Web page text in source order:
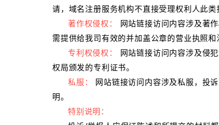
请，域名注册服务机构不直接受理权利人此
著作权侵权：
网站链接访问内容涉及著
需提供给我司有效的并加盖公章的营业执照
专利权侵权：
网站链接访问内容涉及侵
权局颁发的专利证书。
私服：
网站链接访问内容涉及私服，投
明。
特别说明：